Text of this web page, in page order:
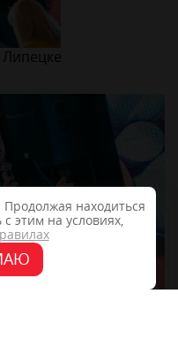
находиться
этим на условиях,